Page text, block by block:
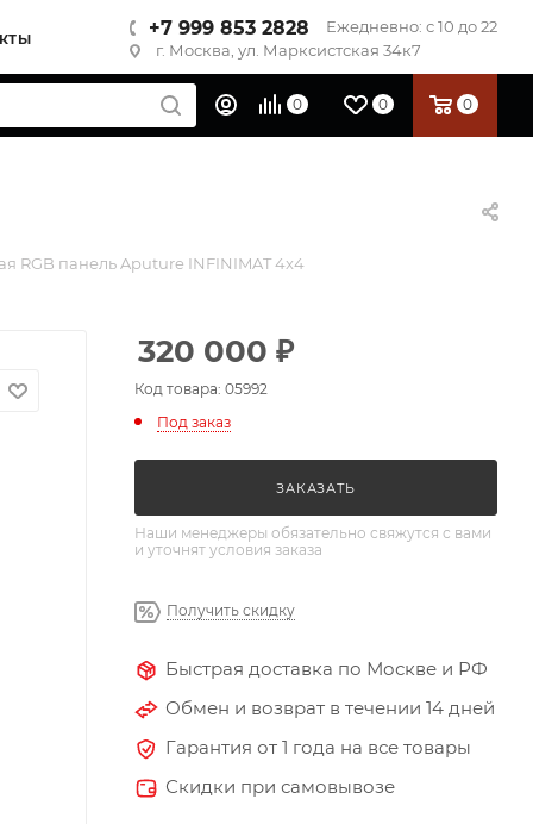
+7 999 853 2828
Ежедневно: с 10 до 22
г. Москва, ул. Марксистская 34к7
0 0 0
RGB панель Aputure INFINIMAT 4x4
320 000 ₽
Код товара: 05992
Под заказ
ЗАКАЗАТЬ
Наши менеджеры обязательно свяжутся с вами
и уточнят условия заказа
Получить скидку
Быстрая доставка по Москве и РФ
Обмен и возврат в течении 14 дней
Гарантия от 1 года на все товары
Скидки при самовывозе